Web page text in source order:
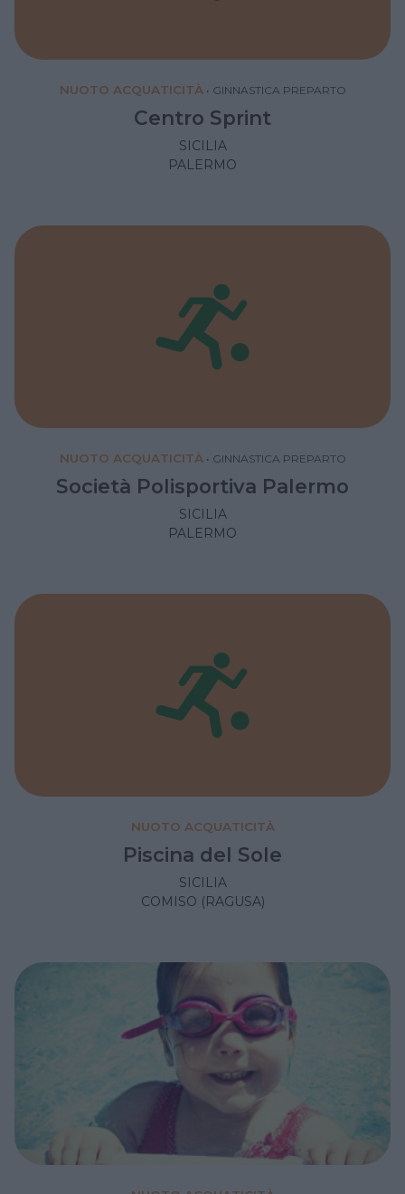
NUOTO ACQUATICITÀ • GINNASTICA PREPARTO
Centro Sprint
SICILIA
PALERMO
NUOTO ACQUATICITÀ • GINNASTICA PREPARTO
Società Polisportiva Palermo
SICILIA
PALERMO
NUOTO ACQUATICITÀ
Piscina del Sole
SICILIA
COMISO (RAGUSA)